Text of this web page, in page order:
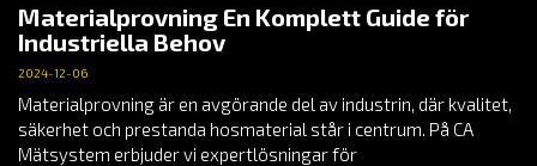
Materialprovning En Komplett Guide för
Industriella Behov
2024-12-06
Materialprovning är en avgörande del av industrin, där kvalitet,
säkerhet och prestanda hosmaterial står i centrum. På CA
Mätsystem erbjuder vi expertlösningar för